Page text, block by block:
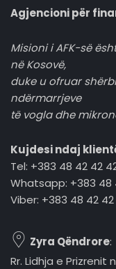
Agjencioni për
Misioni i AFK-së
në Kosovë,
duke u ofruar
ndërmarrjeve
të vogla dhe
Kujdesi ndaj
Tel: +383 48 42 42
Whatsapp: +383 48
Viber: +383 48 42
Zyra Qëndrore:
Rr. Lidhja e Prizrenit